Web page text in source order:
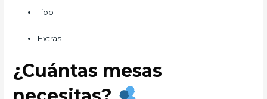
Tipo
Extras
¿Cuántas mesas